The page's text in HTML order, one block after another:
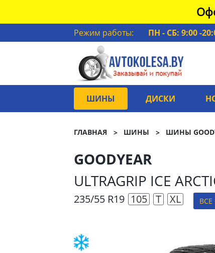
Режим работы: ПН - СБ: 9:00 -
ШИНЫ ДИСКИ
ГЛАВНАЯ ШИНЫ ШИНЫ
GOODYEAR
ULTRAGRIP ICE
235/55 R19 105 T XL